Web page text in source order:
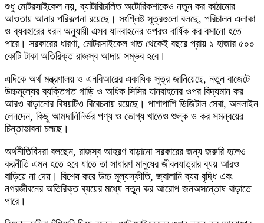
শুধু মোটরসাইকেল নয়, ব্যাটারিচালিত অটোরিকশাকেও নতুন কর কাঠামোর
আওতায় আনার পরিকল্পনা রয়েছে। সংশ্লিষ্ট সূত্রগুলো বলছে, পরিচালন এলাকা
ও ব্যবহারের ধরন অনুযায়ী এসব যানবাহনের ওপরও বার্ষিক কর বসানো হতে
পারে। সরকারের ধারণা, মোটরসাইকেল খাত থেকেই বছরে প্রায় ১ হাজার ৫০০
কোটি টাকা অতিরিক্ত রাজস্ব আদায় সম্ভব হবে।
এদিকে অর্থ মন্ত্রণালয় ও এনবিআরের একাধিক সূত্র জানিয়েছে, নতুন বাজেটে
উচ্চমূল্যের ব্যক্তিগত গাড়ি ও অধিক সিসির যানবাহনের ওপর বিদ্যমান কর
আরও বাড়ানোর বিষয়টিও বিবেচনায় রয়েছে। পাশাপাশি ডিজিটাল সেবা, অনলাইন
লেনদেন, কিছু আমদানিনির্ভর পণ্য ও ভোগ্য খাতেও শুল্ক ও কর সমন্বয়ের
চিন্তাভাবনা চলছে।
অর্থনীতিবিদরা বলছেন, রাজস্ব আহরণ বাড়ানো সরকারের জন্য জরুরি হলেও
করনীতি এমন হতে হবে যাতে তা সাধারণ মানুষের জীবনযাত্রার ব্যয় আরও
বাড়িয়ে না দেয়। বিশেষ করে উচ্চ মূল্যস্ফীতি, জ্বালানি ব্যয় বৃদ্ধি এবং
নগরজীবনের অতিরিক্ত ব্যয়ের মধ্যে নতুন কর আরোপ জনঅসন্তোষ বাড়াতে
পারে।